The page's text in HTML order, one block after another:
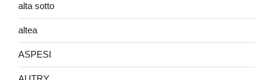
alta sotto
altea
ASPESI